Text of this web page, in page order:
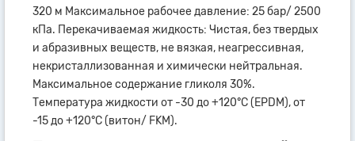
320 м Максимальное рабочее давление: 25 бар/ 2500
кПа. Перекачиваемая жидкость: Чистая, без твердых
и абразивных веществ, не вязкая, неагрессивная,
некристаллизованная и химически нейтральная.
Максимальное содержание гликоля 30%.
Температура жидкости от -30 до +120°C (EPDM), от
-15 до +120°C (витон/ FKM).